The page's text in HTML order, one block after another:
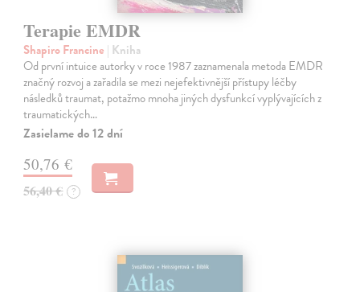
Terapie EMDR
Shapiro Francine | Kniha
Od první intuice autorky v roce 1987 zaznamenala metoda EMDR
značný rozvoj a zařadila se mezi nejefektivnější přístupy léčby
následků traumat, potažmo mnoha jiných dysfunkcí vyplývajících z
traumatických…
Zasielame do 12 dní
50,76 €
56,40 € ?